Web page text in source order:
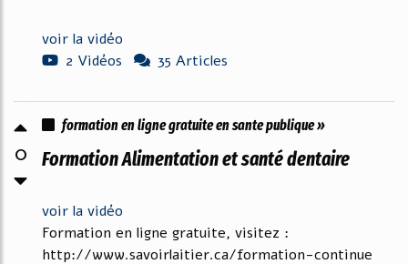
voir la vidéo
2 Vidéos
35 Articles
0
formation en ligne gratuite en sante publique »
Formation Alimentation et santé dentaire
voir la vidéo
Formation en ligne gratuite, visitez :
http://www.savoirlaitier.ca/formation-continue